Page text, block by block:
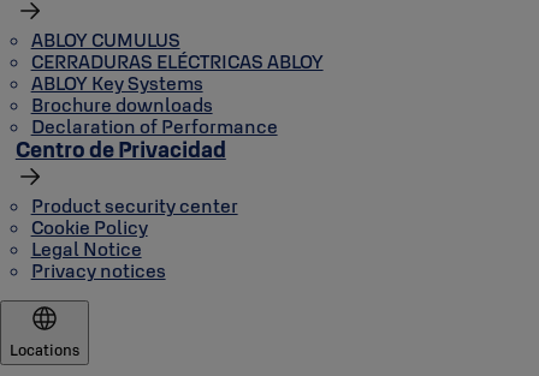
ABLOY CUMULUS
CERRADURAS ELÉCTRICAS ABLOY
ABLOY Key Systems
Brochure downloads
Declaration of Performance
Centro de Privacidad
Product security center
Cookie Policy
Legal Notice
Privacy notices
Locations